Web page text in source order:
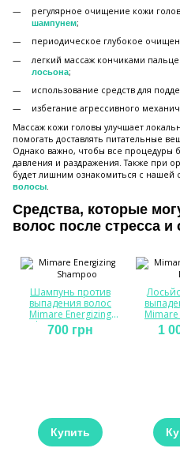
регулярное очищение кожи
шампунем;
периодическое глубокое
легкий массаж кончиками
лосьона;
использование средств для
избегание агрессивного
Массаж кожи головы улучшает
помогать доставлять питательные
Однако важно, чтобы все процедуры
давления и раздражения. Также при
будет лишним ознакомиться с нашей
волосы
Средства, которые
волос после стресса
Шампунь против
выпадения волос
Mimare Energizing
Shampoo, 200 мл
700 грн
Купить
1